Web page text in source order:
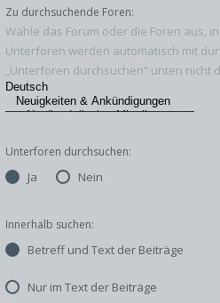
Zu durchsuchende Foren:
Wähle das Forum oder die Foren aus,
Unterforen werden automatisch mit
„Unterforen durchsuchen“ unten nicht
Unterforen durchsuchen:
Ja Nein
Innerhalb suchen:
Betreff und Text der Beiträge
Nur im Text der Beiträge